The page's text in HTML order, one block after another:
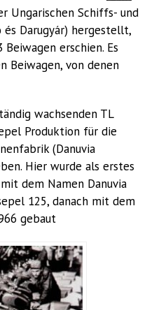
Ungarischen Schiffs- und
Darugyár) hergestellt,
erschien. Es
Beiwagen, von denen
wachsenden TL
Produktion für die
(Danuvia
Hier wurde als erstes
dem Namen Danuvia
125, danach mit dem
gebaut